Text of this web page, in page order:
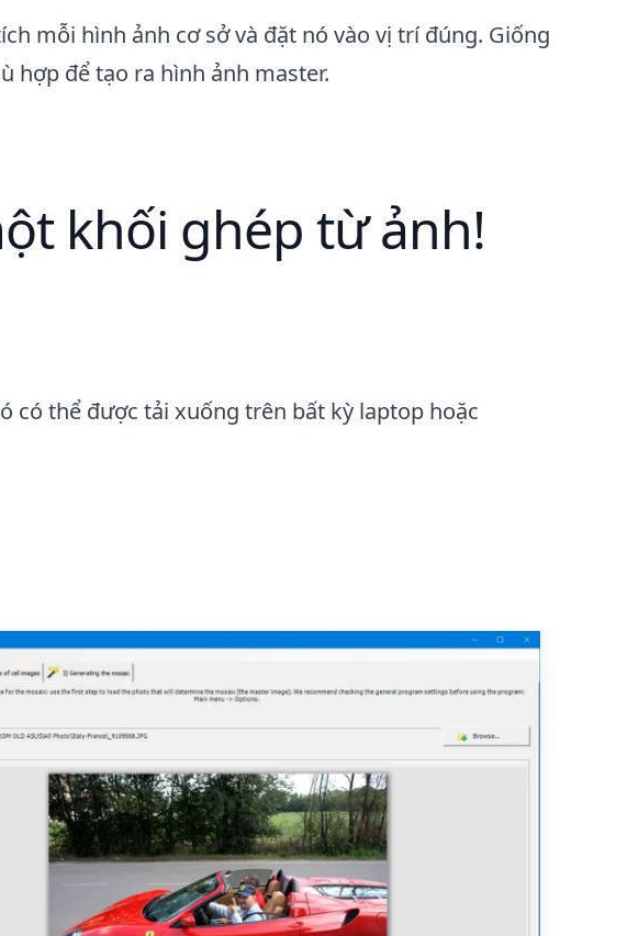
mỗi hình ảnh cơ sở và đặt nó vào vị trí đúng. Giống
hợp để tạo ra hình ảnh master.
khối ghép từ ảnh!
có thể được tải xuống trên bất kỳ laptop hoặc